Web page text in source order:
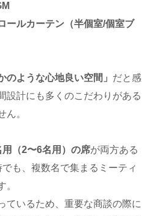
ールカーテン（半個室/個室ブ
のような心地良い空間」 だと感
設計にも多くのこだわりがある
ん。
用（2〜6名用）の席が両方ある
も、複数名で集まるミーティ
。
ているため、重要な商談の際に